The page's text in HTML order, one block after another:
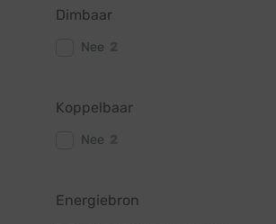
Dimbaar
Nee
Koppelbaar
Nee
Energiebron